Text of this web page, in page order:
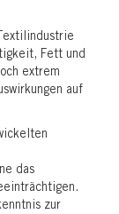
Fett und
extrem
auf
das
zur